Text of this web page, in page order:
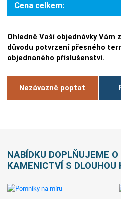
Cena celkem:
Ohledně Vaší objednávky Vám
důvodu potvrzení přesného
objednaného příslušenství.
Nezávazně poptat
NABÍDKU DOPLŇUJEME
KAMENICTVÍ S DLOUHOU